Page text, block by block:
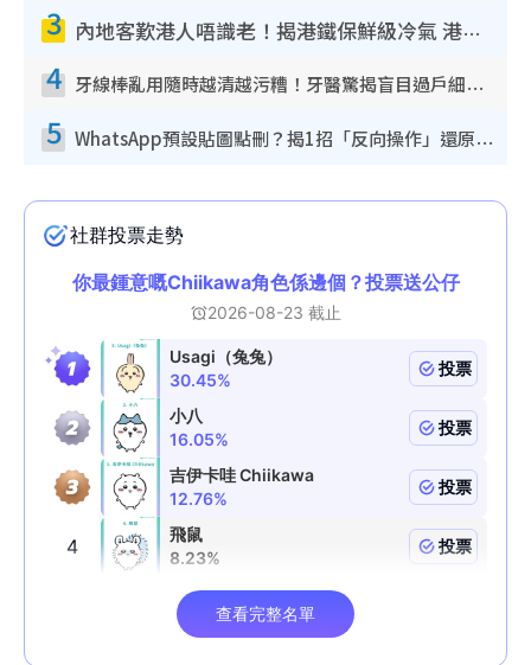
3 內地客歎港人唔識老！揭港鐵保鮮級冷氣 港人求放過：咪投訴
4 牙線棒亂用隨時越清越污糟！牙醫驚揭盲目過戶細菌恐致蛀牙：呢種先係日常真保養
5 WhatsApp預設貼圖點刪？揭1招「反向操作」還原簡潔介面 附3步實測教學